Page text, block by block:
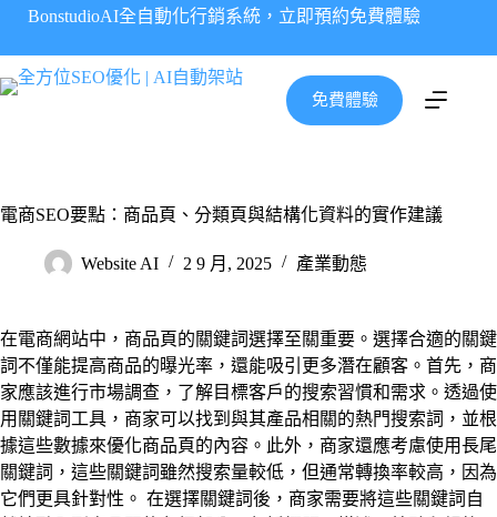
要
BonstudioAI全自動化行銷系統，立即預約免費體驗
免費體驗
電商SEO要點：商品頁、分類頁與結構化資料的實作建議
Website AI 2 9 月, 2025 產業動態
在電商網站中，商品頁的關鍵詞選擇至關重要。選擇合適的關鍵
詞不僅能提高商品的曝光率，還能吸引更多潛在顧客。首先，商
家應該進行市場調查，了解目標客戶的搜索習慣和需求。透過使
用關鍵詞工具，商家可以找到與其產品相關的熱門搜索詞，並根
據這些數據來優化商品頁的內容。此外，商家還應考慮使用長尾
關鍵詞，這些關鍵詞雖然搜索量較低，但通常轉換率較高，因為
它們更具針對性。 在選擇關鍵詞後，商家需要將這些關鍵詞自